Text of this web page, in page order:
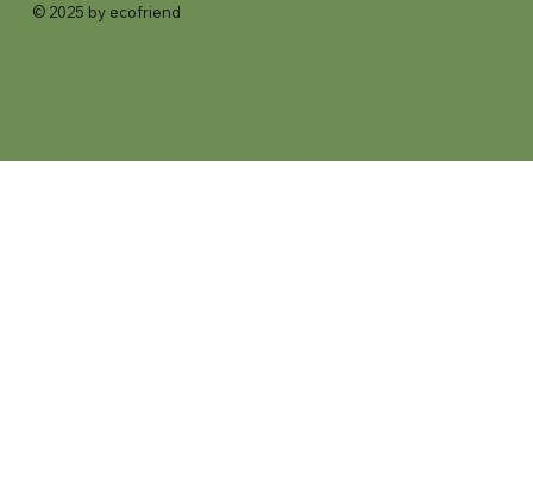
© 2025 by ecofriend